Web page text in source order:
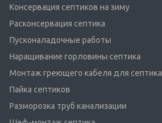
Консервация септиков на зиму
Расконсервация септика
Пусконаладочные работы
Наращивание горловины септика
Монтаж греющего кабеля для септика
Пайка септиков
Разморозка труб канализации